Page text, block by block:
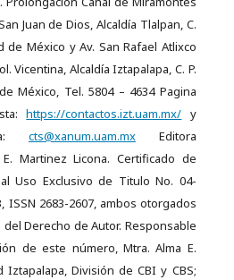
Juan de Dios, Alcaldía Tlalpan, C.
de México y Av. San Rafael Atlixco
Vicentina, Alcaldía Iztapalapa, C. P.
México, Tel. 5804 – 4634 Pagina
https://contactos.izt.uam.mx/ y
cts@xanum.uam.mxEditora
Martinez Licona. Certificado de
Uso Exclusivo de Titulo No. 04-
ISSN 2683-2607, ambos otorgados
Derecho de Autor. Responsable
de este número, Mtra. Alma E.
Iztapalapa, División de CBI y CBS;